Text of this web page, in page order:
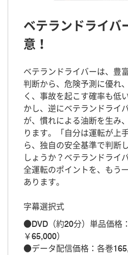
ベテランドライバ
意！
ベテランドライバーは、豊
判断から、危険予測に優れ
く、事故を起こす確率も低
かし、逆にベテランドライ
が、慣れによる油断を生み
ります。「自分は運転が上
ら、独自の安全基準で判断
しょうか？ベテランドライ
全運転のポイントを、もう
あります。
字幕選択式
●DVD（約20分）単品価格
￥65,000）
●データ配信価格：各巻